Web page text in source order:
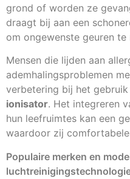
grond of worden ze
draagt bij aan een
om ongewenste geuren te
Mensen die lijden aan
ademhalingsproblemen
verbetering bij het gebruik
ionisator. Het integreren
hun leefruimtes kan een
waardoor zij
Populaire merken en